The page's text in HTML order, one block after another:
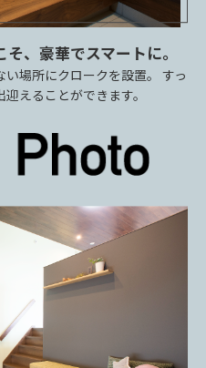
、豪華でスマートに。
場所にクロークを設置。 すっ
えることができます。